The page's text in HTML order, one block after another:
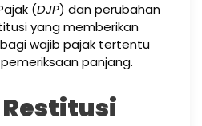
(DJP) dan perubahan
yang memberikan
wajib pajak tertentu
panjang.